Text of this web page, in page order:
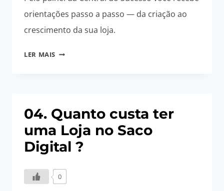
orientações passo a passo — da criação ao
crescimento da sua loja.
LER MAIS 06.
NO
SACO
DIGITAL?
04. Quanto custa ter
uma Loja no Saco
Digital ?
0